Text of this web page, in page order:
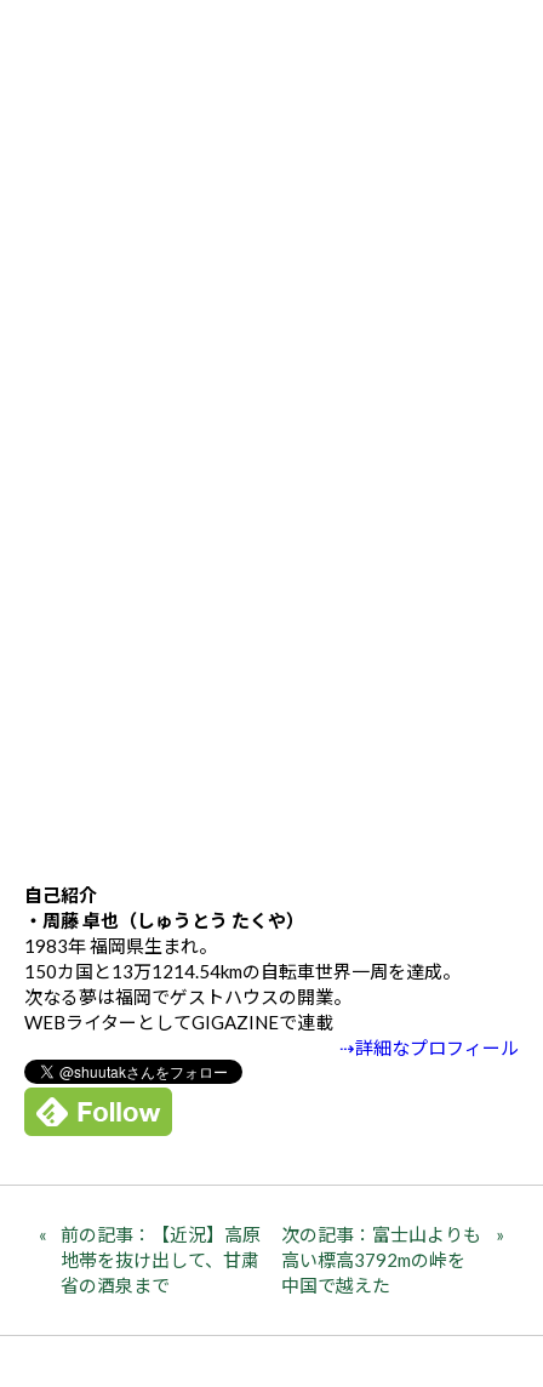
自己紹介
・周藤 卓也（しゅうとう たくや）
1983年 福岡県生まれ。
150カ国と13万1214.54kmの自転車世界一周を達成。
次なる夢は福岡でゲストハウスの開業。
WEBライターとしてGIGAZINEで連載
⇢詳細なプロフィール
前の記事：【近況】高原
地帯を抜け出して、甘粛
省の酒泉まで
次の記事：富士山よりも
高い標高3792mの峠を
中国で越えた